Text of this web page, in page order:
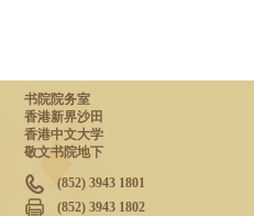
书院院务室
香港新界沙田
香港中文大学
敬文书院地下
(852) 3943 1801
(852) 3943 1802